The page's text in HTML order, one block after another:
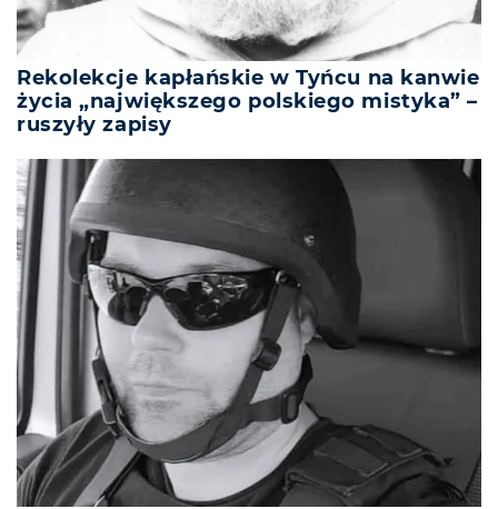
Rekolekcje kapłańskie w Tyńcu na kanwie
życia „największego polskiego mistyka” –
ruszyły zapisy